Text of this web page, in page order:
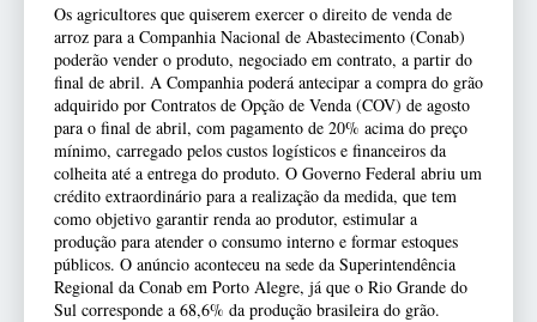
Os agricultores que quiserem exercer o direito de venda de
arroz para a Companhia Nacional de Abastecimento (Conab)
poderão vender o produto, negociado em contrato, a partir do
final de abril. A Companhia poderá antecipar a compra do grão
adquirido por Contratos de Opção de Venda (COV) de agosto
para o final de abril, com pagamento de 20% acima do preço
mínimo, carregado pelos custos logísticos e financeiros da
colheita até a entrega do produto. O Governo Federal abriu um
crédito extraordinário para a realização da medida, que tem
como objetivo garantir renda ao produtor, estimular a
produção para atender o consumo interno e formar estoques
públicos. O anúncio aconteceu na sede da Superintendência
Regional da Conab em Porto Alegre, já que o Rio Grande do
Sul corresponde a 68,6% da produção brasileira do grão.